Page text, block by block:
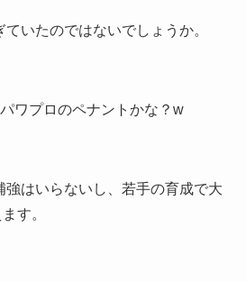
いたのではないでしょうか。
ワプロのペナントかな？w
強はいらないし、若手の育成で大
す。